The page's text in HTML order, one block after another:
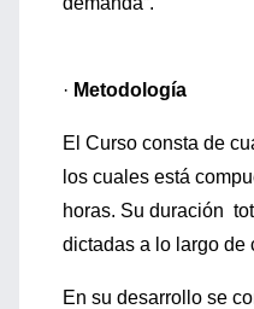
· Metodología
El Curso consta de
los cuales está
horas. Su duración
dictadas a lo largo de
En su desarrollo se